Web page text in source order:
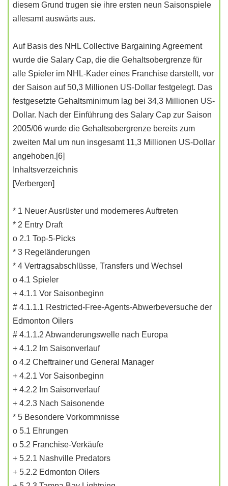
diesem Grund trugen sie ihre ersten neun Saisonspiele
allesamt auswärts aus.
Auf Basis des NHL Collective Bargaining Agreement
wurde die Salary Cap, die die Gehaltsobergrenze für
alle Spieler im NHL-Kader eines Franchise darstellt, vor
der Saison auf 50,3 Millionen US-Dollar festgelegt. Das
festgesetzte Gehaltsminimum lag bei 34,3 Millionen US-
Dollar. Nach der Einführung des Salary Cap zur Saison
2005/06 wurde die Gehaltsobergrenze bereits zum
zweiten Mal um nun insgesamt 11,3 Millionen US-Dollar
angehoben.[6]
Inhaltsverzeichnis
[Verbergen]
* 1 Neuer Ausrüster und moderneres Auftreten
* 2 Entry Draft
o 2.1 Top-5-Picks
* 3 Regeländerungen
* 4 Vertragsabschlüsse, Transfers und Wechsel
o 4.1 Spieler
+ 4.1.1 Vor Saisonbeginn
# 4.1.1.1 Restricted-Free-Agents-Abwerbeversuche der
Edmonton Oilers
# 4.1.1.2 Abwanderungswelle nach Europa
+ 4.1.2 Im Saisonverlauf
o 4.2 Cheftrainer und General Manager
+ 4.2.1 Vor Saisonbeginn
+ 4.2.2 Im Saisonverlauf
+ 4.2.3 Nach Saisonende
* 5 Besondere Vorkommnisse
o 5.1 Ehrungen
o 5.2 Franchise-Verkäufe
+ 5.2.1 Nashville Predators
+ 5.2.2 Edmonton Oilers